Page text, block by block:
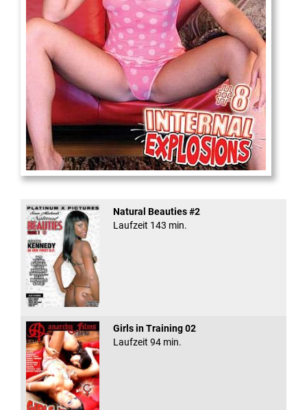
Internal Explosionen
Natural Beauties #2
Laufzeit 143 min.
Girls in Training 02
Laufzeit 94 min.